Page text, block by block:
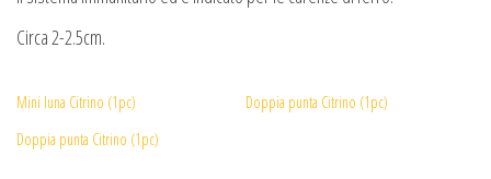
Circa 2-2.5cm.
Mini luna Citrino (1pc)
Doppia punta Citrino (1pc)
Doppia punta Citrino (1pc)